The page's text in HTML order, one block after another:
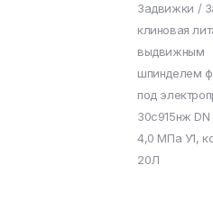
Задвижки /
клиновая
выдвижным
шпинделем
под
30с915нж DN
4,0 МПа У1,
20Л